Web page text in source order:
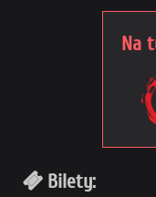
Na
Bilety: